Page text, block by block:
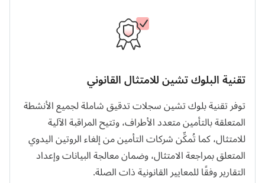
تقنية البلوك تشين للامتثال القانوني
توفر تقنية بلوك تشين سجلات تدقيق شاملة لجميع الأنشطة
المتعلقة بالتأمين متعدد الأطراف، وتتيح المراقبة الآلية
للامتثال، كما تُمكِّن شركات التأمين من إلغاء الروتين اليدوي
المتعلق بمراجعة الامتثال، وضمان معالجة البيانات وإعداد
التقارير وفقًا للمعايير القانونية ذات الصلة.